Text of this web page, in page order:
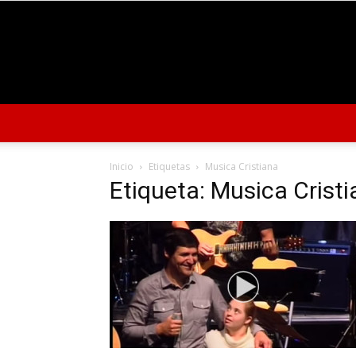
Inicio Etiquetas Musica Cristiana
Etiqueta: Musica